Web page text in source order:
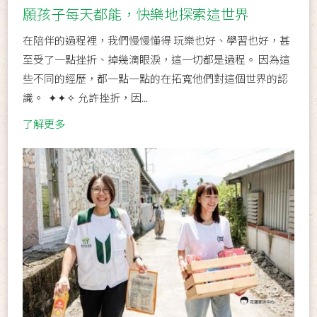
願孩子每天都能，快樂地探索這世界
在陪伴的過程裡，我們慢慢懂得 玩樂也好、學習也好，甚
至受了一點挫折、掉幾滴眼淚，這一切都是過程。 因為這
些不同的經歷，都一點一點的在拓寬他們對這個世界的認
識。 󠀠 ✦✦✧ 允許挫折，因...
了解更多